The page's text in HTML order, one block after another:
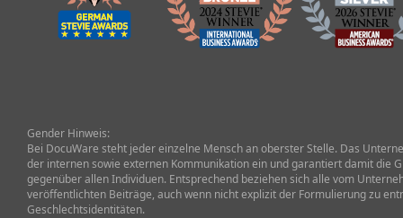
Gender Hinweis:
Bei DocuWare steht jeder einzelne Mensch an oberster Stelle. Das
der internen sowie externen Kommunikation ein und garantiert damit die
gegenüber allen Individuen. Entsprechend beziehen sich alle vom
veröffentlichten Beiträge, auch wenn nicht explizit der Formulierung zu
Geschlechtsidentitäten.